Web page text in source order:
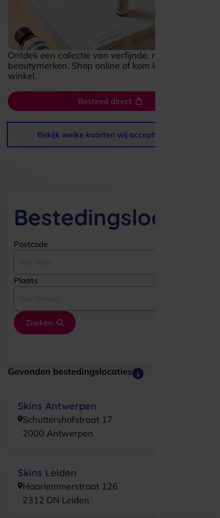
Ontdek een collectie van verfijnde, niche
beautymerken. Shop online of kom langs in de
winkel.
Besteed direct
Bekijk welke kaarten wij accepteren
Bestedingslocaties
Postcode
Plaats
Zoeken
Gevonden bestedingslocaties
Skins Antwerpen
Schuttershofstraat 17
2000 Antwerpen
Skins Leiden
Haarlemmerstraat 126
2312 DN Leiden